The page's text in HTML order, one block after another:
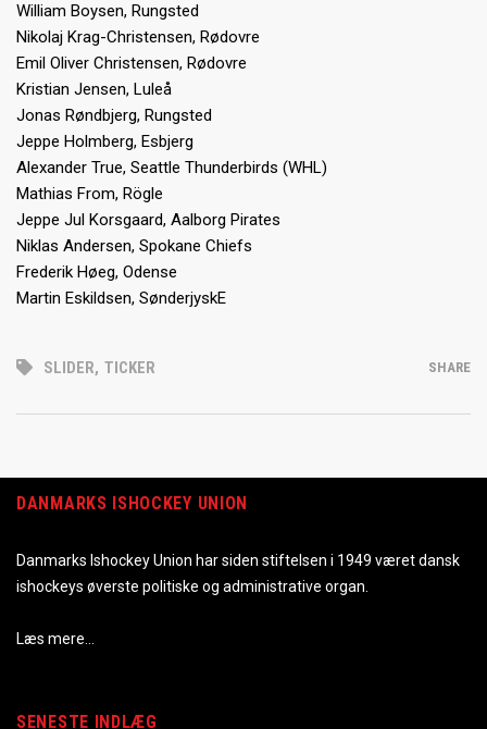
William Boysen, Rungsted
Nikolaj Krag-Christensen, Rødovre
Emil Oliver Christensen, Rødovre
Kristian Jensen, Luleå
Jonas Røndbjerg, Rungsted
Jeppe Holmberg, Esbjerg
Alexander True, Seattle Thunderbirds (WHL)
Mathias From, Rögle
Jeppe Jul Korsgaard, Aalborg Pirates
Niklas Andersen, Spokane Chiefs
Frederik Høeg, Odense
Martin Eskildsen, SønderjyskE
SLIDER, TICKER SHARE
DANMARKS ISHOCKEY UNION
Danmarks Ishockey Union har siden stiftelsen i 1949 været dansk
ishockeys øverste politiske og administrative organ.
Læs mere…
SENESTE INDLÆG